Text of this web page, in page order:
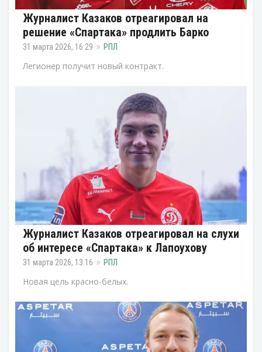
Журналист Казаков отреагировал на
решение «Спартака» продлить Барко
31 марта 2026, 16:29 РПЛ
Легионер получит новый контракт.
Журналист Казаков отреагировал на слухи
об интересе «Спартака» к Лапоухову
31 марта 2026, 13:16 РПЛ
Новая цель красно-белых.